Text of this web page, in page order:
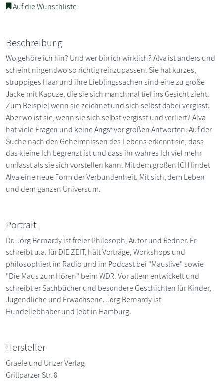
Auf die Wunschliste
Beschreibung
Wo gehöre ich hin? Und wer bin ich wirklich? Alva ist anders und
scheint nirgendwo so richtig reinzupassen. Sie hat kurzes,
struppiges Haar und ihre Lieblingssachen sind eine zu große
Jacke mit Kapuze, die sie sich manchmal tief ins Gesicht zieht.
Zum Beispiel wenn sie zeichnet und sich selbst dabei vergisst.
Aber wo ist sie, wenn sie sich selbst vergisst und verliert? Alva
hat viele Fragen und keine Angst vor großen Antworten. Auf der
Suche nach den Geheimnissen des Lebens erkennt sie, dass
das kleine Ich begrenzt ist und dass ihr wahres Ich viel mehr
umfasst als sie sich vorstellen kann. Mit dem großen ICH findet
Alva eine neue Form der Verbundenheit. Mit sich, dem Leben
und dem ganzen Universum.
Portrait
Dr. Jörg Bernardy ist freier Philosoph, Autor und Redner. Er
schreibt u.a. für DIE ZEIT, hält Vorträge, Workshops und
philosophiert im Radio und im Podcast bei "Mauslive" sowie
"Die Maus zum Hören" beim WDR. Vor allem entwickelt und
schreibt er Sachbücher und besondere Geschichten für Kinder,
Jugendliche und Erwachsene. Jörg Bernardy ist
Hundeliebhaber und lebt in Hamburg.
Hersteller
Graefe und Unzer Verlag
Grillparzer Str. 8